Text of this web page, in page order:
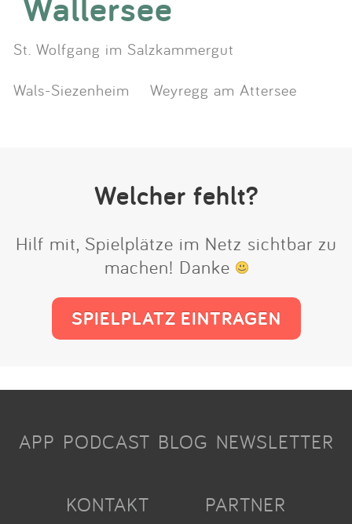
St. Wolfgang im Salzkammergut
Wals-Siezenheim
Weyregg am Attersee
Welcher fehlt?
Hilf mit, Spielplätze im Netz sichtbar zu
machen! Danke
SPIELPLATZ EINTRAGEN
APP PODCAST BLOG NEWSLETTER
KONTAKT PARTNER